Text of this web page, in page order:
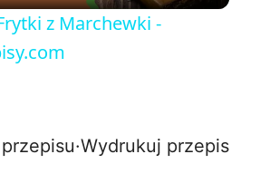
V
z Marchewki -
·Wydrukuj przepis